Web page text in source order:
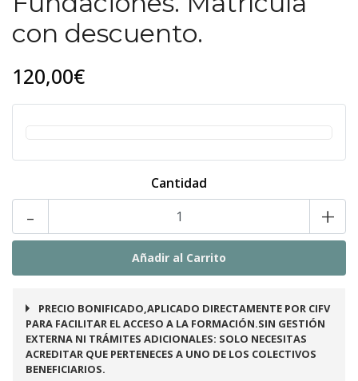
con descuento.
120,00€
Cantidad
- +
PRECIO BONIFICADO,APLICADO DIRECTAMENTE POR CIFV
PARA FACILITAR EL ACCESO A LA FORMACIÓN.SIN GESTIÓN
EXTERNA NI TRÁMITES ADICIONALES: SOLO NECESITAS
ACREDITAR QUE PERTENECES A UNO DE LOS COLECTIVOS
BENEFICIARIOS.